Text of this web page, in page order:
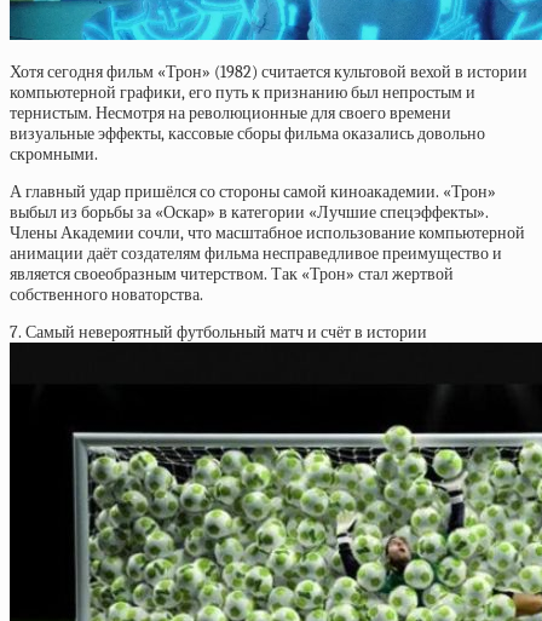
Хотя сегодня фильм «Трон» (1982) считается культовой вехой в истории
компьютерной графики, его путь к признанию был непростым и
тернистым. Несмотря на революционные для своего времени
визуальные эффекты, кассовые сборы фильма оказались довольно
скромными.
А главный удар пришёлся со стороны самой киноакадемии. «Трон»
выбыл из борьбы за «Оскар» в категории «Лучшие спецэффекты».
Члены Академии сочли, что масштабное использование компьютерной
анимации даёт создателям фильма несправедливое преимущество и
является своеобразным читерством. Так «Трон» стал жертвой
собственного новаторства.
7. Самый невероятный футбольный матч и счёт в истории